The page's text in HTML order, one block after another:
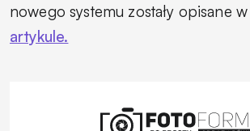
nowego systemu zostały opisane
artykule.